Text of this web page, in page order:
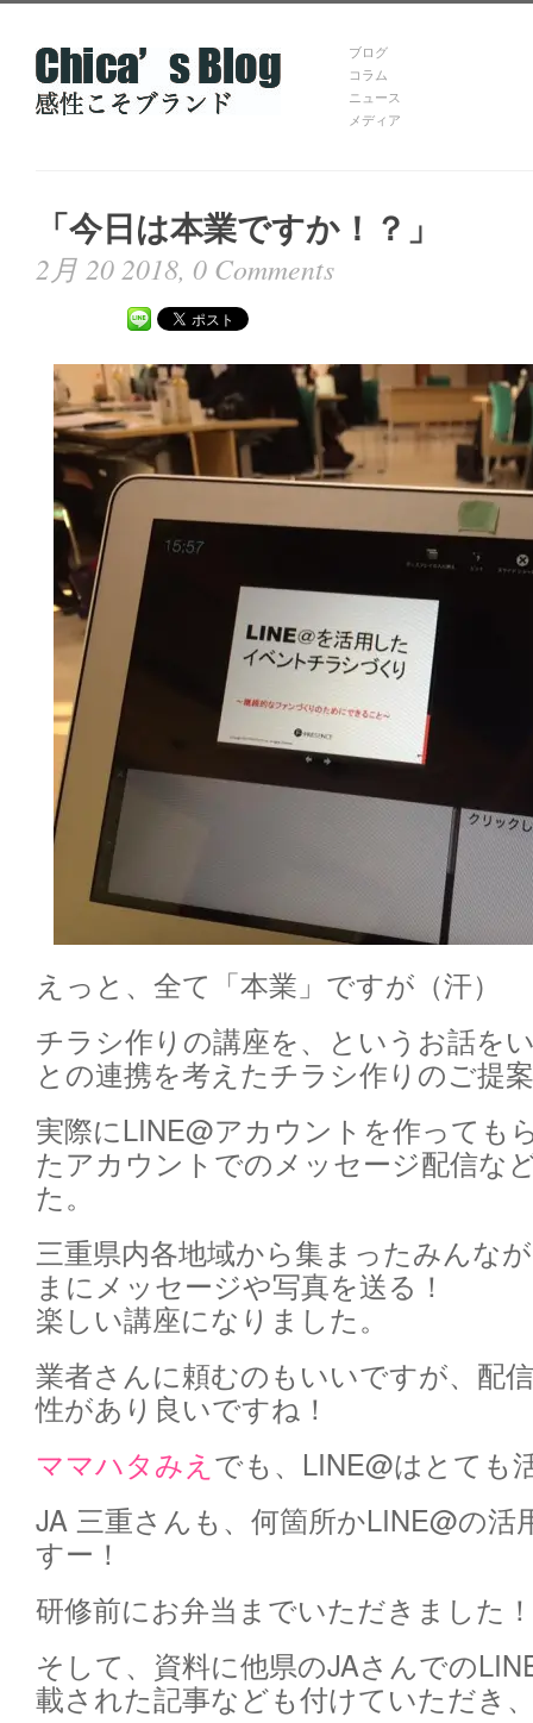
ブログ
コラム
ニュース
メディア
「今日は本業ですか！？」
2月 20 2018, 0 Comments
えっと、全て「本業」ですが（汗）
チラシ作りの講座を、というお話を
との連携を考えたチラシ作りのご提
実際にLINE@アカウントを作っても
たアカウントでのメッセージ配信な
た。
三重県内各地域から集まったみんな
まにメッセージや写真を送る！
楽しい講座になりました。
業者さんに頼むのもいいですが、配
性があり良いですね！
ママハタみえ でも、LINE@はとても
JA 三重さんも、何箇所かLINE@の
すー！
研修前にお弁当までいただきました！
そして、資料に他県のJAさんでの
載された記事なども付けていただき